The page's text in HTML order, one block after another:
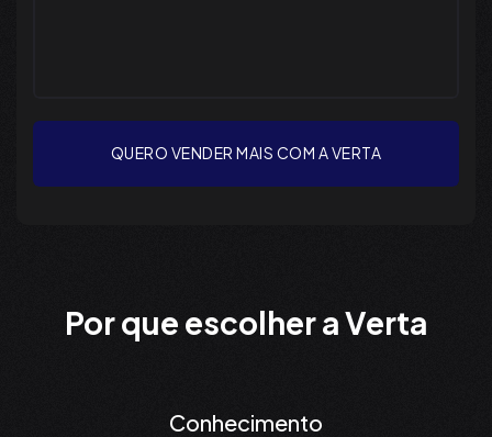
QUERO VENDER MAIS COM A VERTA
Por que escolher a Verta
Conhecimento